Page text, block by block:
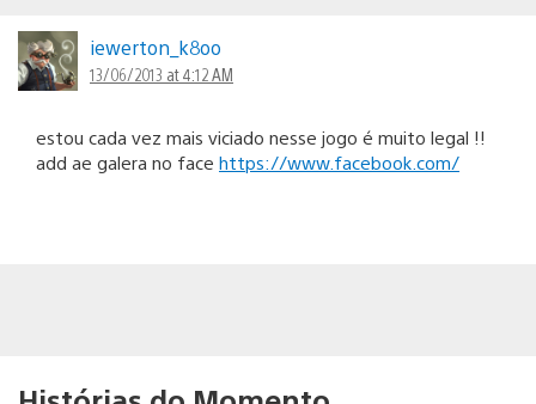
iewerton_k8oo
13/06/2013 at 4:12 AM
estou cada vez mais viciado nesse jogo é muito legal !!
add ae galera no face https://www.facebook.com/